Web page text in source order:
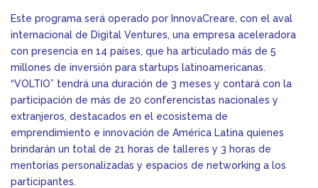
Este programa será operado por InnovaCreare, con el aval
internacional de Digital Ventures, una empresa aceleradora
con presencia en 14 países, que ha articulado más de 5
millones de inversión para startups latinoamericanas.
“VOLTIO” tendrá una duración de 3 meses y contará con la
participación de más de 20 conferencistas nacionales y
extranjeros, destacados en el ecosistema de
emprendimiento e innovación de América Latina quienes
brindarán un total de 21 horas de talleres y 3 horas de
mentorías personalizadas y espacios de networking a los
participantes.